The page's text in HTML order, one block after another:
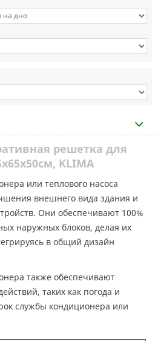
решетка для
KLIMA
внешнего вида здания и
Они обеспечивают 100%
наружных блоков, делая их
в общий дизайн
таких как погода и
службы кондиционера или